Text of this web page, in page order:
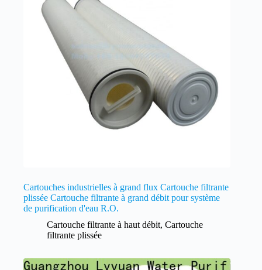
Cartouches industrielles à grand flux Cartouche filtrante
plissée Cartouche filtrante à grand débit pour système
de purification d'eau R.O.
Cartouche filtrante à haut débit, Cartouche
filtrante plissée